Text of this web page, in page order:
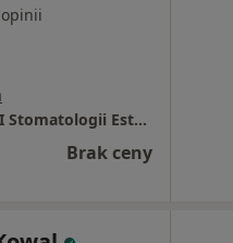
EB Clinic Centrum Implantologii I Stomatologii Estetycznej
Brak ceny